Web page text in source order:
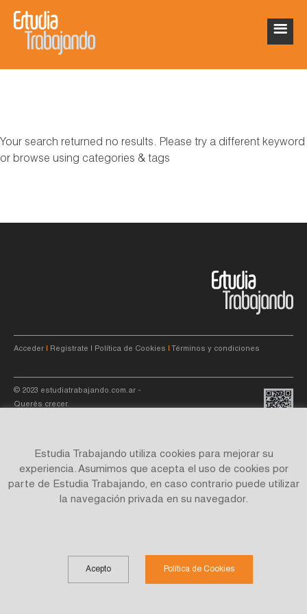
Your search returned no results. Please try a different keyword
or browse using categories & tags
Acceder Registrate Política de Cookies Términos y condiciones
© 2023 estudiatrabajando.com.ar -
Querés crecer.
Site by
Estudia Trabajando utiliza cookies para mejorar su
experiencia. Asumimos que acepta el uso de cookies por
parte de Estudia Trabajando, en caso contrario puede utilizar
la navegación privada en su navegador.
Acepto Política de Cookies